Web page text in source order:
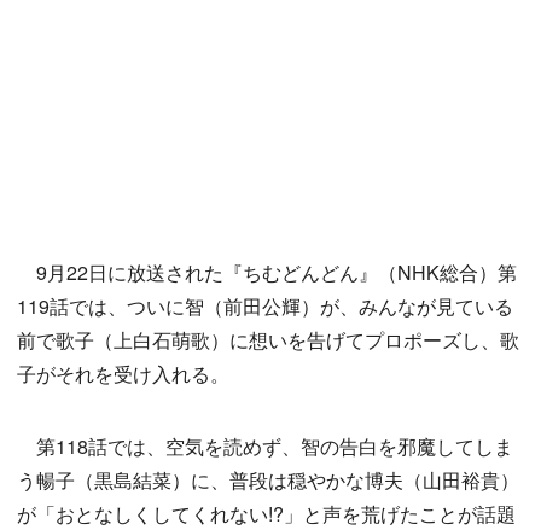
9月22日に放送された『ちむどんどん』（NHK総合）第
119話では、ついに智（前田公輝）が、みんなが見ている
前で歌子（上白石萌歌）に想いを告げてプロポーズし、歌
子がそれを受け入れる。
第118話では、空気を読めず、智の告白を邪魔してしま
う暢子（黒島結菜）に、普段は穏やかな博夫（山田裕貴）
が「おとなしくしてくれない!?」と声を荒げたことが話題